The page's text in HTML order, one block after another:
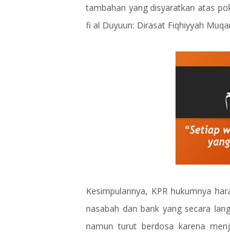
tambahan yang disyaratkan atas
fi al Duyuun: Dirasat Fiqhiyyah
Kesimpulannya, KPR hukumnya
nasabah dan bank yang secara
namun turut berdosa karena